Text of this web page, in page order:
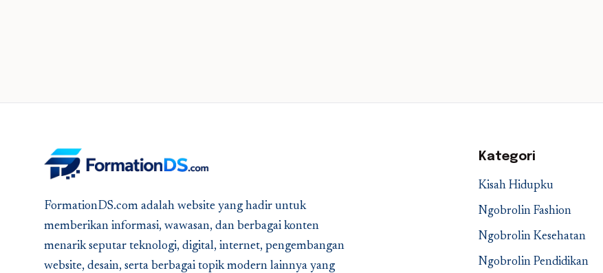
FormationDS.com adalah website yang hadir untuk
memberikan informasi, wawasan, dan berbagai konten
menarik seputar teknologi, digital, internet, pengembangan
website, desain, serta berbagai topik modern lainnya yang
Kategori
Kisah Hidupku
Ngobrolin Fashion
Ngobrolin Kesehatan
Ngobrolin Pendidikan